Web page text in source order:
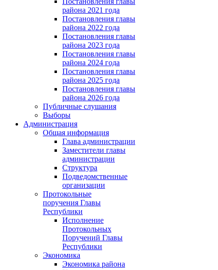
района 2021 года
Постановления главы
района 2022 года
Постановления главы
района 2023 года
Постановления главы
района 2024 года
Постановления главы
района 2025 года
Постановления главы
района 2026 года
Публичные слушания
Выборы
Администрация
Общая информация
Глава администрации
Заместители главы
администрации
Структура
Подведомственные
организации
Протокольные
поручения Главы
Республики
Исполнение
Протокольных
Поручений Главы
Республики
Экономика
Экономика района